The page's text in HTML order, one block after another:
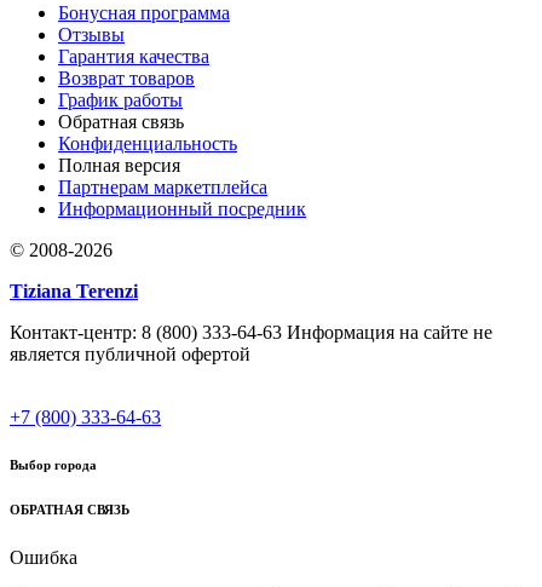
Бонусная программа
Отзывы
Гарантия качества
Возврат товаров
График работы
Обратная связь
Конфиденциальность
Полная версия
Партнерам маркетплейса
Информационный посредник
© 2008-2026
Tiziana Terenzi
Контакт-центр: 8 (800) 333-64-63 Информация на сайте не
является публичной офертой
+7 (800) 333-64-63
Выбор города
ОБРАТНАЯ СВЯЗЬ
Ошибка